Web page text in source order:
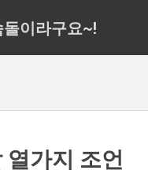
이라구요~!
가지 조언